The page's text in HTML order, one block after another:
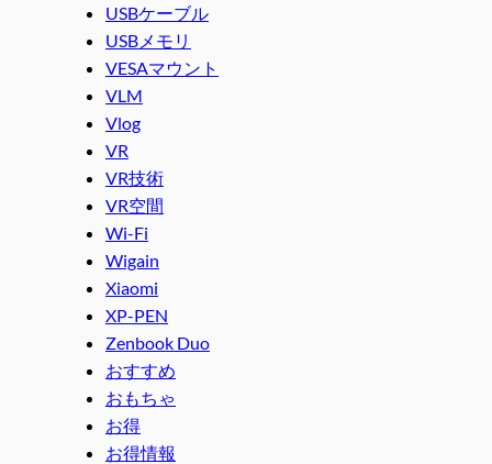
USBケーブル
USBメモリ
VESAマウント
VLM
Vlog
VR
VR技術
VR空間
Wi-Fi
Wigain
Xiaomi
XP-PEN
Zenbook Duo
おすすめ
おもちゃ
お得
お得情報